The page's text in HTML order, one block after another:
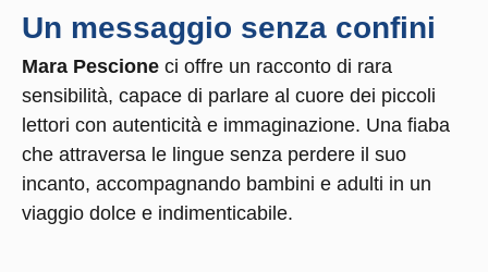
Un messaggio senza confini
Mara Pescione ci offre un racconto di rara
sensibilità, capace di parlare al cuore dei piccoli
lettori con autenticità e immaginazione. Una fiaba
che attraversa le lingue senza perdere il suo
incanto, accompagnando bambini e adulti in un
viaggio dolce e indimenticabile.